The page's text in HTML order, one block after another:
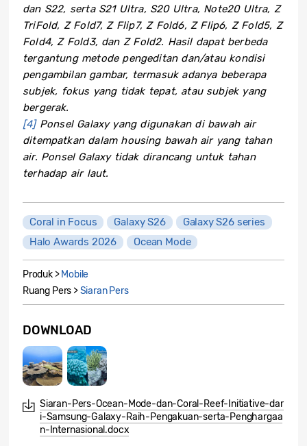
dan S22, serta S21 Ultra, S20 Ultra, Note20 Ultra, Z
TriFold, Z Fold7, Z Flip7, Z Fold6, Z Flip6, Z Fold5, Z
Fold4, Z Fold3, dan Z Fold2. Hasil dapat berbeda
tergantung metode pengeditan dan/atau kondisi
pengambilan gambar, termasuk adanya beberapa
subjek, fokus yang tidak tepat, atau subjek yang
bergerak.
[4]Ponsel Galaxy yang digunakan di bawah air
ditempatkan dalam housing bawah air yang tahan
air. Ponsel Galaxy tidak dirancang untuk tahan
terhadap air laut.
Coral in Focus Galaxy S26
Galaxy S26 series
Halo Awards 2026
Ocean Mode
Produk >Mobile
Ruang Pers >Siaran Pers
DOWNLOAD
Siaran-Pers-Ocean-Mode-dan-Coral-Reef-Initiative-dar
i-Samsung-Galaxy-Raih-Pengakuan-serta-Penghargaa
n-Internasional.docx